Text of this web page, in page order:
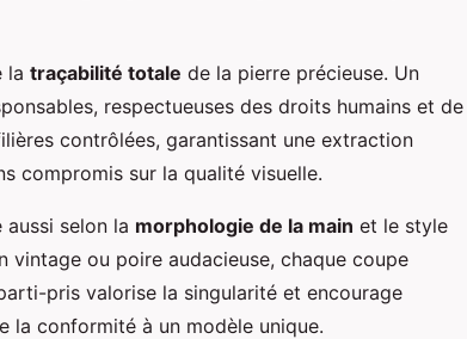
la traçabilité totale de la pierre précieuse. Un
respectueuses des droits humains et de
contrôlées, garantissant une extraction
compromis sur la qualité visuelle.
aussi selon la morphologie de la main et le style
vintage ou poire audacieuse, chaque coupe
pris valorise la singularité et encourage
la conformité à un modèle unique.